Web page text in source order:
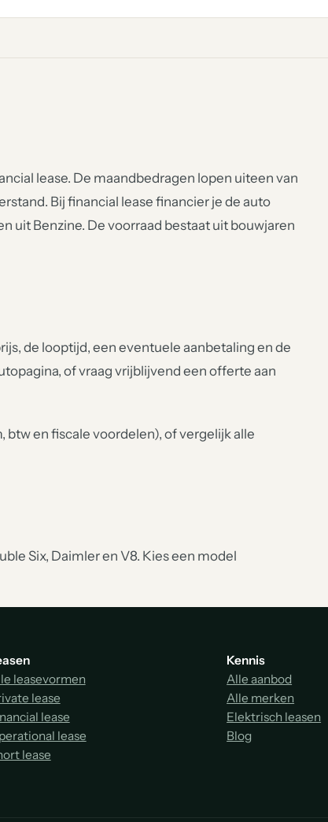
lease. De maandbedragen lopen uiteen van
Bij financial lease financier je de auto
uit Benzine. De voorraad bestaat uit bouwjaren
de looptijd, een eventuele aanbetaling en de
of vraag vrijblijvend een offerte aan
btw en fiscale voordelen), of vergelijk alle
Six, Daimler en V8. Kies een model
leasevormen
lease
lease
lease
lease
Kennis
Alle aanbod
Alle merken
Elektrisch leasen
Blog